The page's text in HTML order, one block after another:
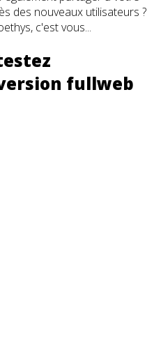
des nouveaux utilisateurs ?
c'est vous...
fullweb